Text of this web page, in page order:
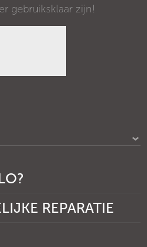
gebruiksklaar zijn!
REPARATIE